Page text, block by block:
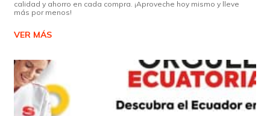
calidad y ahorro en cada compra. ¡Aproveche hoy mismo y lleve
más por menos!
VER MÁS